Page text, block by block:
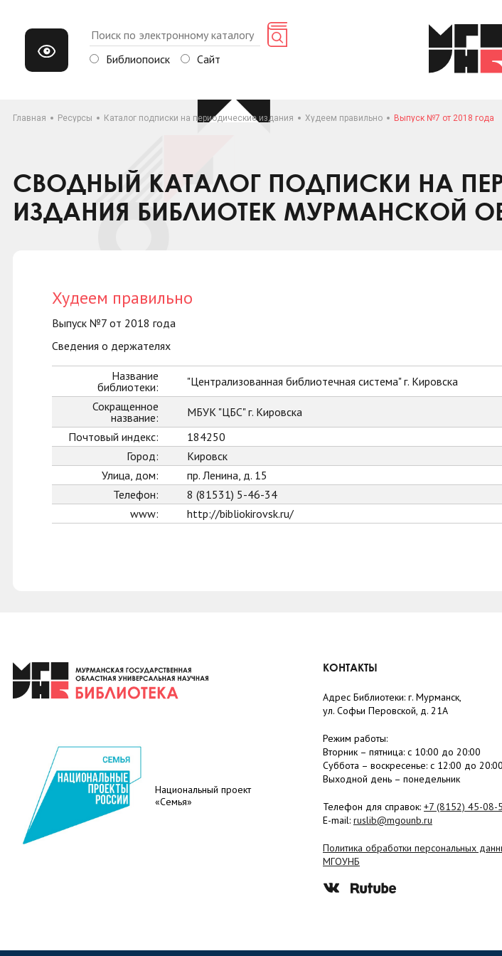
Библиопоиск Сайт
Главная Ресурсы Каталог подписки на периодические издания Худеем правильно Выпуск №7 от 2018 года
СВОДНЫЙ КАТАЛОГ ПОДПИСКИ НА
ИЗДАНИЯ БИБЛИОТЕК МУРМАНСКОЙ
Худеем правильно
Выпуск №7 от 2018 года
Сведения о держателях
Название
библиотеки:
"Централизованная библиотечная система" г. Кировска
Сокращенное
название:
МБУК "ЦБС" г. Кировска
Почтовый индекс:
184250
Город:
Кировск
Улица, дом:
пр. Ленина, д. 15
Телефон:
8 (81531) 5-46-34
www:
http://bibliokirovsk.ru/
Национальный проект
«Семья»
КОНТАКТЫ
Адрес Библиотеки: г. Мурманск,
ул. Софьи Перовской, д. 21А
Режим работы:
Вторник – пятница: с 10:00 до 20:00
Суббота – воскресенье: c 12:00 до 20:00
Выходной день – понедельник
Телефон для справок: +7 (8152) 45-08-
E-mail: ruslib@mgounb.ru
Политика обработки персональных
МГОУНБ